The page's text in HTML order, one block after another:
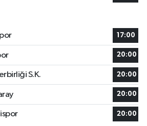
17:00
20:00
S.K. 20:00
20:00
20:00